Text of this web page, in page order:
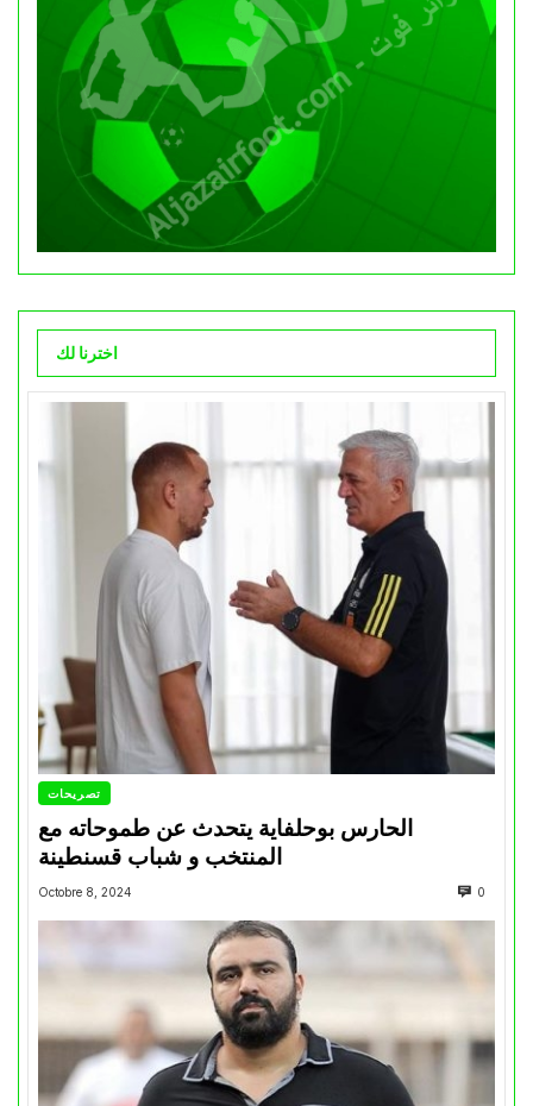
اخترنا لك
تصريحات
الحارس بوحلفاية يتحدث عن طموحاته مع
المنتخب و شباب قسنطينة
Octobre 8, 2024 0